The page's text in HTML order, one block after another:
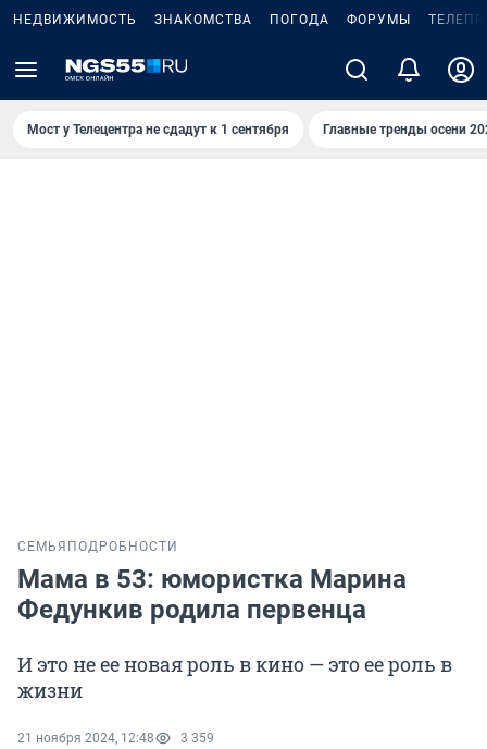
НЕДВИЖИМОСТЬ ЗНАКОМСТВА ПОГОДА ФОРУМЫ
Мост у Телецентра не сдадут к 1 сентября Главные тренды осени
СЕМЬЯ ПОДРОБНОСТИ
Мама в 53: юмористка Марина
Федункив родила первенца
И это не ее новая роль в кино — это ее роль в
жизни
21 ноября 2024, 12:48 3 359